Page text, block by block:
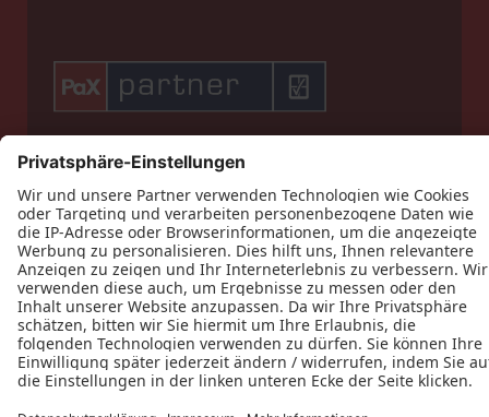
  
   
   